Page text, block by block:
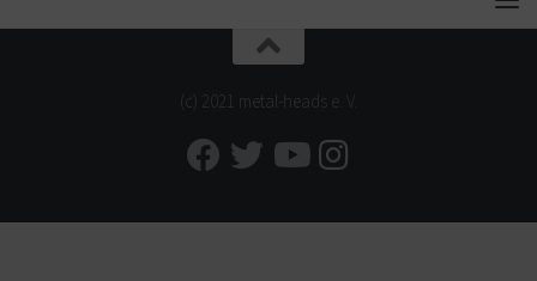
(c) 2021 metal-heads e. V.